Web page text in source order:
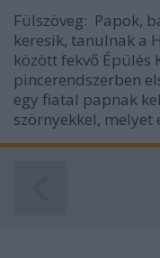
Fülszöveg: Papok,
keresik, tanulnak a
között fekvő Épülés
pincerendszerben
egy fiatal papnak
szörnyekkel,